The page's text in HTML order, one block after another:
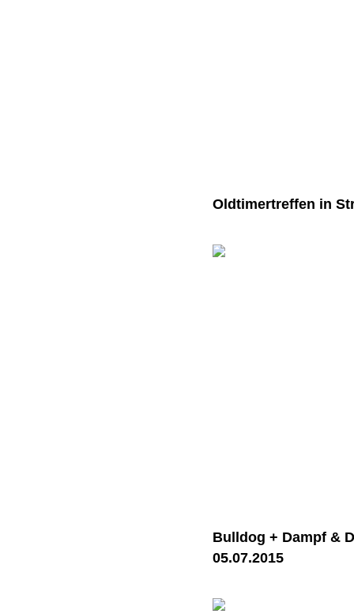
Oldtimertreffen in
Bulldog + Dampf &
05.07.2015